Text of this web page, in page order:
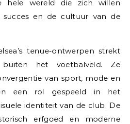
hele wereld die zich willen
succes en de cultuur van de
tenue-ontwerpen strekt
het voetbalveld. Ze
van sport, mode en
een rol gespeeld in het
identiteit van de club. De
erfgoed en moderne